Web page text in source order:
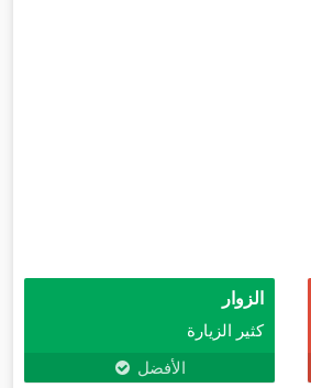
الزوار
كثير الزيارة
الأفضل